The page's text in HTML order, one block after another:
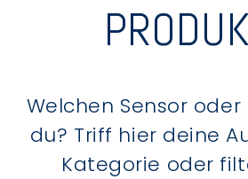
Welchen Sensor
du? Triff hier deine
Kategorie oder